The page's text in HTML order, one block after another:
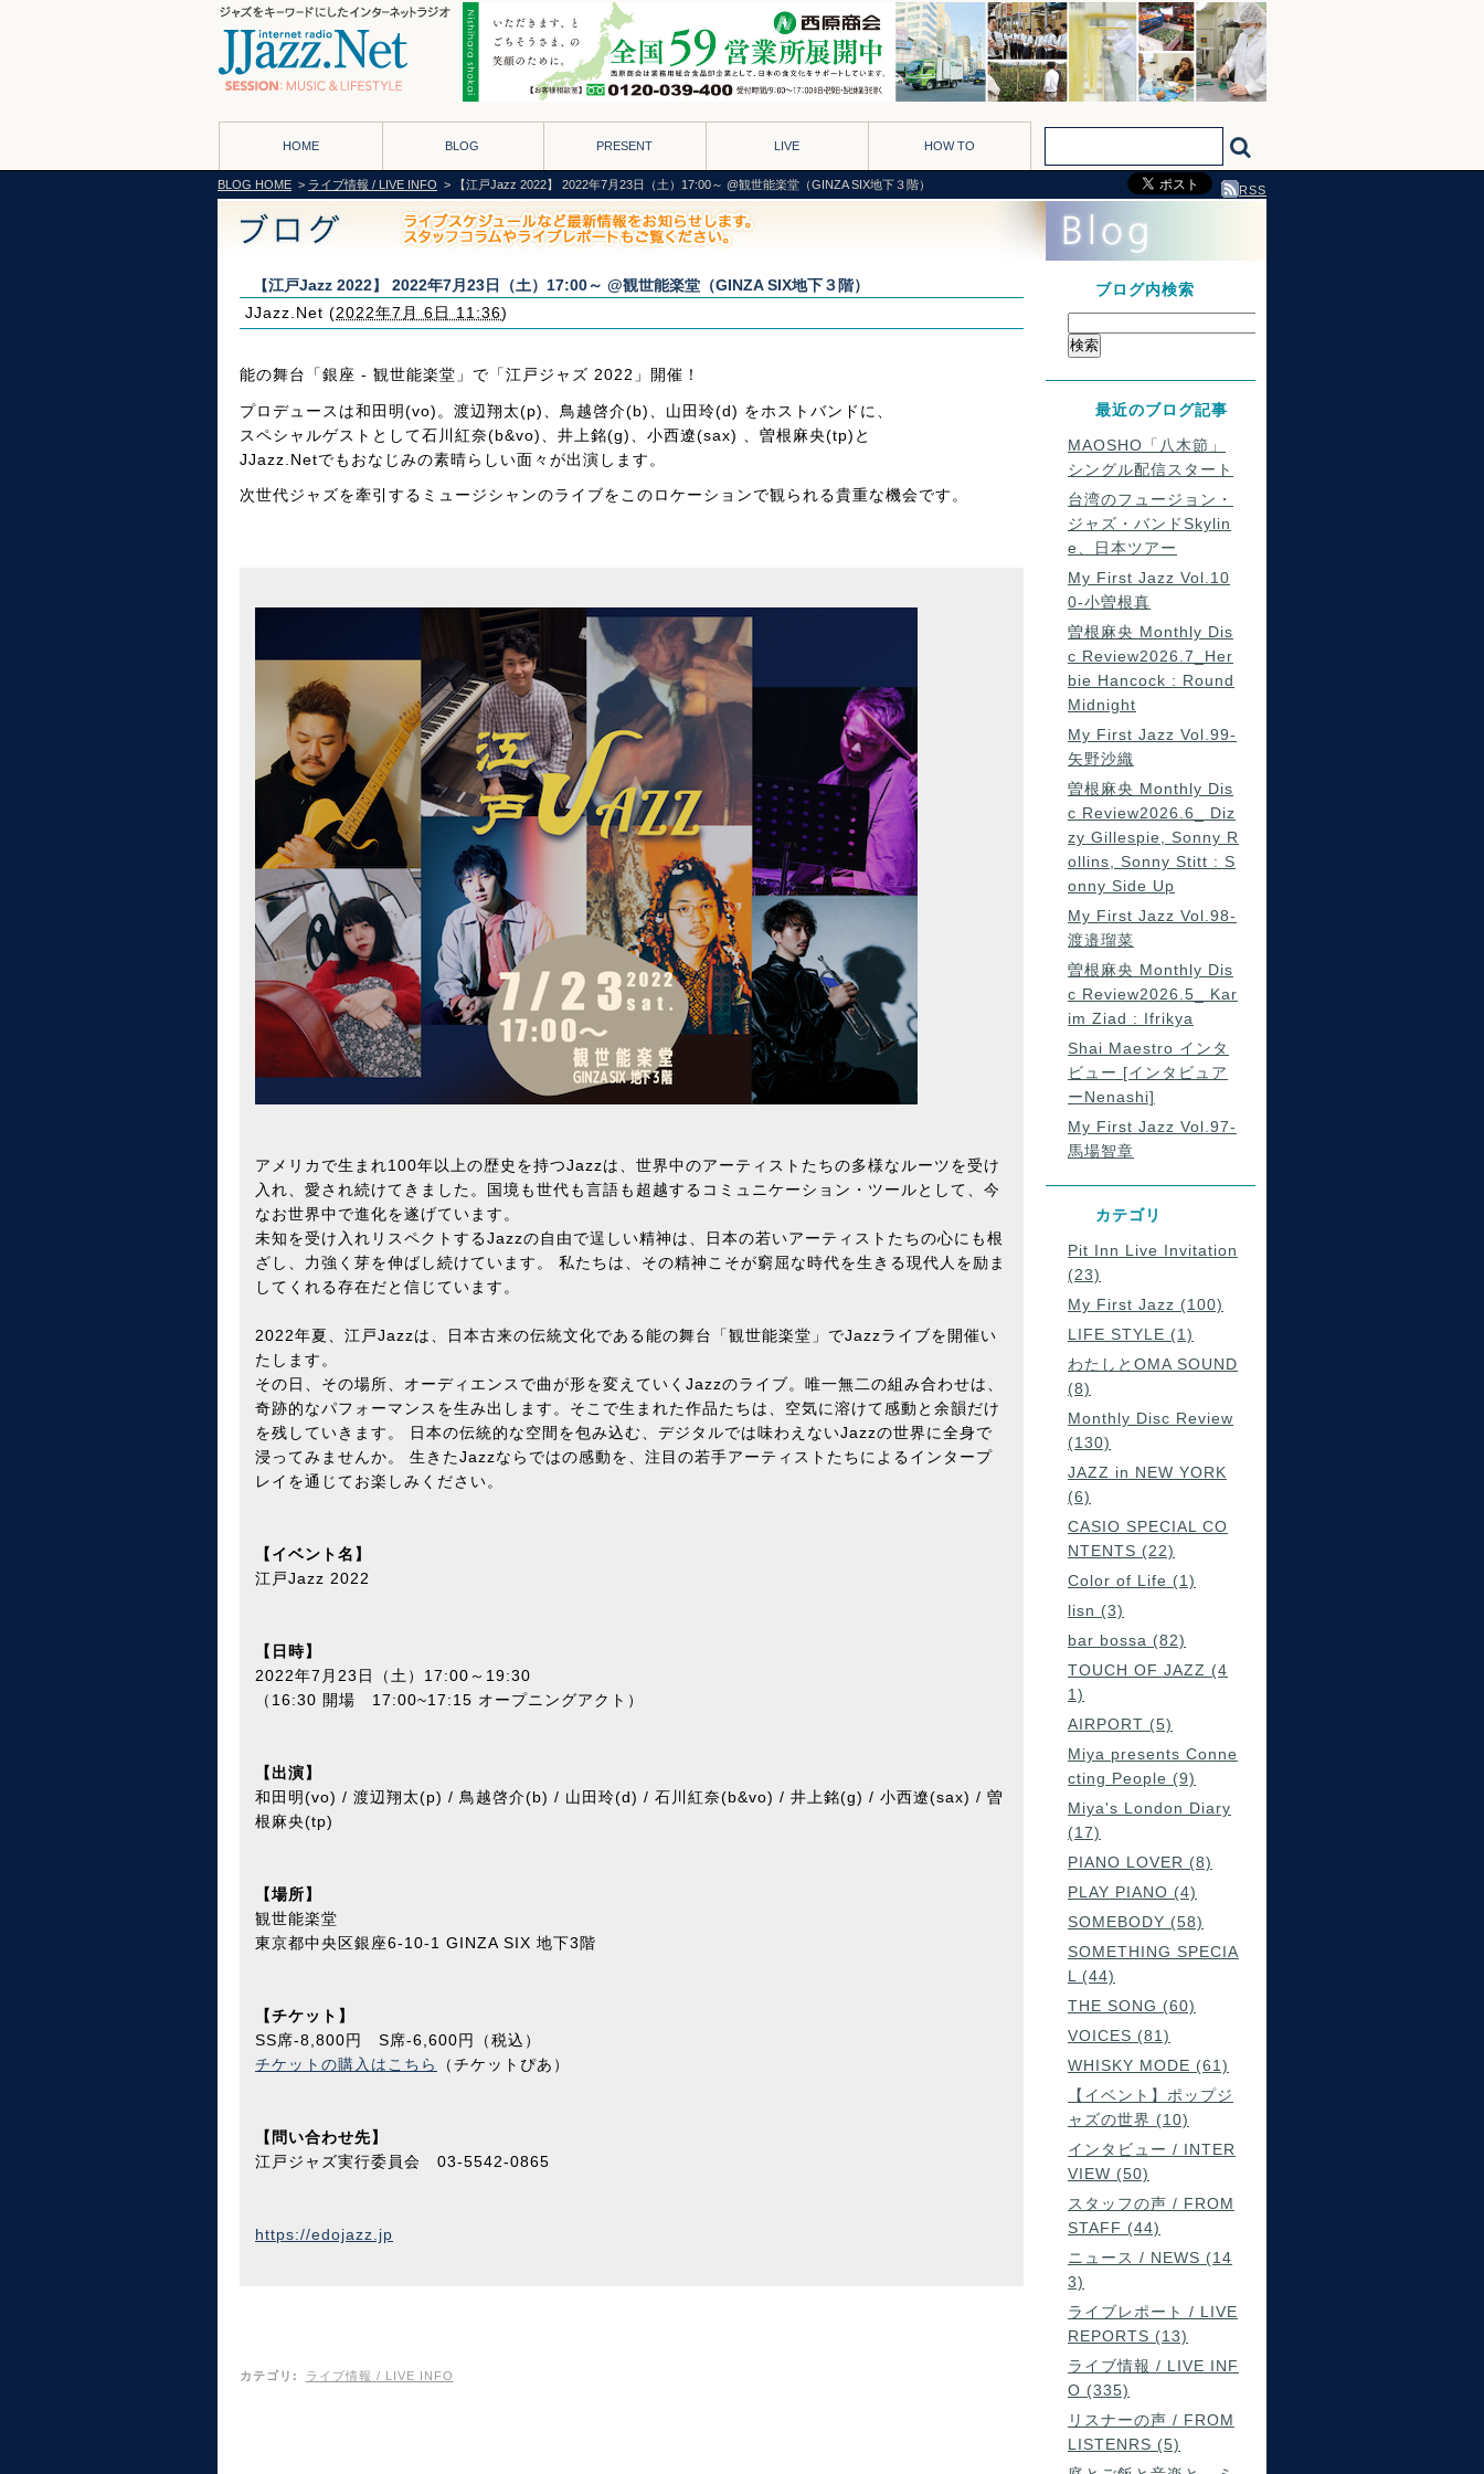
HOME BLOG PRESENT LIVE HOW TO
BLOG HOME > ライブ情報 / LIVE INFO > 【江戸Jazz 2022】 2022年7月23日（土）17:00～ @観世能楽堂（GINZA SIX地下３階） RSS
【江戸Jazz 2022】 2022年7月23日（土）17:00～ @観世能楽堂（GINZA SIX地下３階）
JJazz.Net (2022年7月 6日 11:36)
能の舞台「銀座 - 観世能楽堂」で「江戸ジャズ 2022」開催！
プロデュースは和田明(vo)。渡辺翔太(p)、鳥越啓介(b)、山田玲(d) をホストバンドに、
スペシャルゲストとして石川紅奈(b&vo)、井上銘(g)、小西遼(sax) 、曽根麻央(tp)と
JJazz.Netでもおなじみの素晴らしい面々が出演します。
次世代ジャズを牽引するミュージシャンのライブをこのロケーションで観られる貴重な機会です。
アメリカで生まれ100年以上の歴史を持つJazzは、世界中のアーティストたちの多様なルーツを受け
入れ、愛され続けてきました。国境も世代も言語も超越するコミュニケーション・ツールとして、今
なお世界中で進化を遂げています。
未知を受け入れリスペクトするJazzの自由で逞しい精神は、日本の若いアーティストたちの心にも根
ざし、力強く芽を伸ばし続けています。 私たちは、その精神こそが窮屈な時代を生きる現代人を励ま
してくれる存在だと信じています。
2022年夏、江戸Jazzは、日本古来の伝統文化である能の舞台「観世能楽堂」でJazzライブを開催い
たします。
その日、その場所、オーディエンスで曲が形を変えていくJazzのライブ。唯一無二の組み合わせは、
奇跡的なパフォーマンスを生み出します。そこで生まれた作品たちは、空気に溶けて感動と余韻だけ
を残していきます。 日本の伝統的な空間を包み込む、デジタルでは味わえないJazzの世界に全身で
浸ってみませんか。 生きたJazzならではの感動を、注目の若手アーティストたちによるインタープ
レイを通じてお楽しみください。
【イベント名】
江戸Jazz 2022
【日時】
2022年7月23日（土）17:00～19:30
（16:30 開場 17:00~17:15 オープニングアクト）
【出演】
和田明(vo) / 渡辺翔太(p) / 鳥越啓介(b) / 山田玲(d) / 石川紅奈(b&vo) / 井上銘(g) / 小西遼(sax) / 曽
根麻央(tp)
【場所】
観世能楽堂
東京都中央区銀座6-10-1 GINZA SIX 地下3階
【チケット】
SS席-8,800円 S席-6,600円（税込）
チケットの購入はこちら
（チケットぴあ）
【問い合わせ先】
江戸ジャズ実行委員会 03-5542-0865
https://edojazz.jp
カテゴリ : ライブ情報 / LIVE INFO
ブログ内検索
最近のブログ記事
MAOSHO「八木節」
シングル配信スタート
台湾のフュージョン・
ジャズ・バンドSkylin
e、日本ツアー
My First Jazz Vol.10
0-小曽根真
曽根麻央 Monthly Dis
c Review2026.7_Her
bie Hancock : Round
Midnight
My First Jazz Vol.99-
矢野沙織
曽根麻央 Monthly Dis
c Review2026.6_ Diz
zy Gillespie, Sonny R
ollins, Sonny Stitt : S
onny Side Up
My First Jazz Vol.98-
渡邉瑠菜
曽根麻央 Monthly Dis
c Review2026.5_ Kar
im Ziad : Ifrikya
Shai Maestro インタ
ビュー [インタビュア
ーNenashi]
My First Jazz Vol.97-
馬場智章
カテゴリ
Pit Inn Live Invitation
(23)
My First Jazz (100)
LIFE STYLE (1)
わたしとOMA SOUND
(8)
Monthly Disc Review
(130)
JAZZ in NEW YORK
(6)
CASIO SPECIAL CO
NTENTS (22)
Color of Life (1)
lisn (3)
bar bossa (82)
TOUCH OF JAZZ (4
1)
AIRPORT (5)
Miya presents Conne
cting People (9)
Miya's London Diary
(17)
PIANO LOVER (8)
PLAY PIANO (4)
SOMEBODY (58)
SOMETHING SPECIA
L (44)
THE SONG (60)
VOICES (81)
WHISKY MODE (61)
【イベント】ポップジ
ャズの世界 (10)
インタビュー / INTER
VIEW (50)
スタッフの声 / FROM
STAFF (44)
ニュース / NEWS (14
3)
ライブレポート / LIVE
REPORTS (13)
ライブ情報 / LIVE INF
O (335)
リスナーの声 / FROM
LISTENRS (5)